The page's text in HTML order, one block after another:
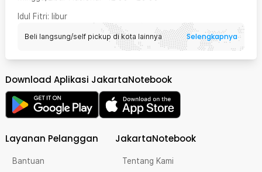
Idul Fitri: libur
Beli langsung/self pickup di kota lainnya Selengkapnya
Download Aplikasi JakartaNotebook
Layanan Pelanggan
Bantuan
JakartaNotebook
Tentang Kami